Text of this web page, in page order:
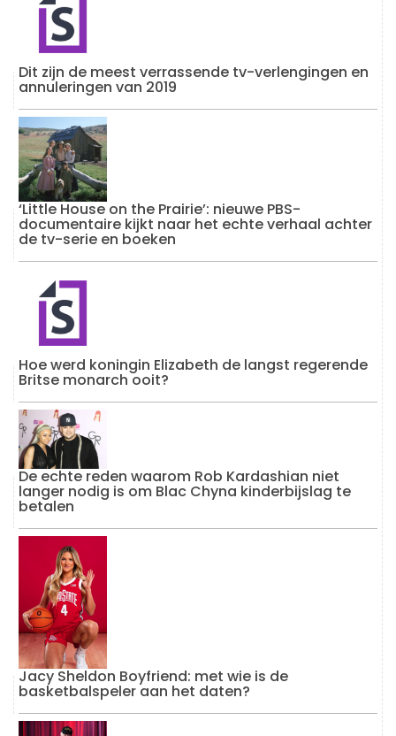
Dit zijn de meest verrassende tv-verlengingen en
annuleringen van 2019
‘Little House on the Prairie’: nieuwe PBS-
documentaire kijkt naar het echte verhaal achter
de tv-serie en boeken
Hoe werd koningin Elizabeth de langst regerende
Britse monarch ooit?
De echte reden waarom Rob Kardashian niet
langer nodig is om Blac Chyna kinderbijslag te
betalen
Jacy Sheldon Boyfriend: met wie is de
basketbalspeler aan het daten?